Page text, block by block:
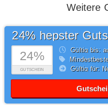
Weitere
24%
GUTSCHEIN
24% hepster
Gültig bis:
Gültig für: